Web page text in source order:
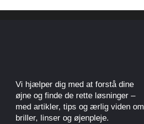
Vi hjælper dig med at forstå dine
øjne og finde de rette løsninger –
med artikler, tips og ærlig viden om
briller, linser og øjenpleje.